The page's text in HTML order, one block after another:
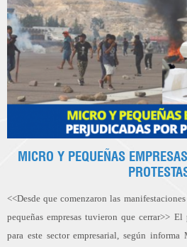
MICRO Y PEQUEÑAS
<<Desde que comenzaron las
pequeñas empresas tuvieron que cerrar>>
para este sector empresarial, según informa